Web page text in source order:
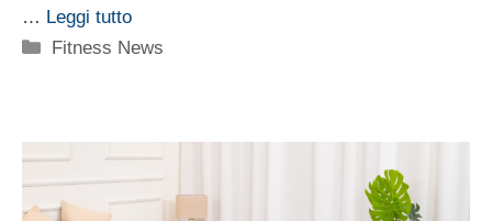
… Leggi tutto
Categorie
Fitness News